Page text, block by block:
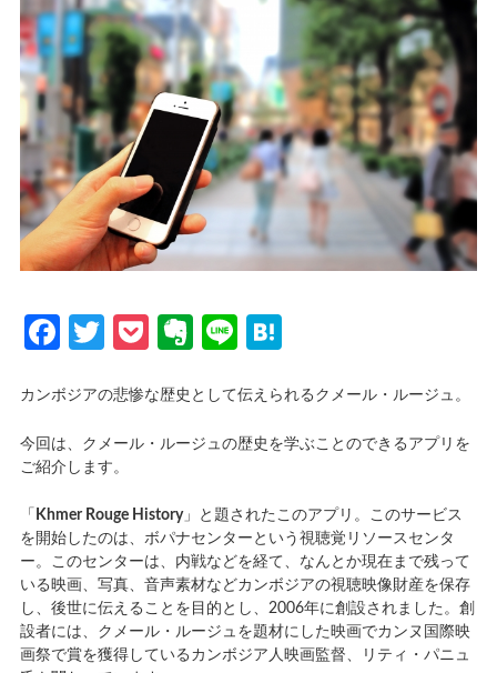
Facebook
Twitter
PocketEvernote
Line
カンボジアの悲惨な歴史として伝えられるクメール・ルージュ。
今回は、クメール・ルージュの歴史を学ぶことのできるアプリを
ご紹介します。
「 Khmer Rouge History」と題されたこのアプリ。このサービス
を開始したのは、ボパナセンターという視聴覚リソースセンタ
ー。このセンターは、内戦などを経て、なんとか現在まで残って
いる映画、写真、音声素材などカンボジアの視聴映像財産を保存
し、後世に伝えることを目的とし、2006年に創設されました。創
設者には、クメール・ルージュを題材にした映画でカンヌ国際映
画祭で賞を獲得しているカンボジア人映画監督、リティ・パニュ